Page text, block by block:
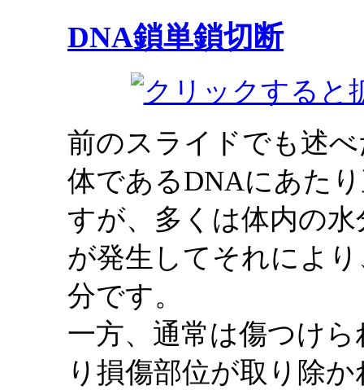
DNA鎖単鎖切断
前のスライドでも述
体であるDNAにあた
すが、多くは体内の
が発生してそれによ
分です。
一方、通常は傷つけ
り損傷部位が取り除